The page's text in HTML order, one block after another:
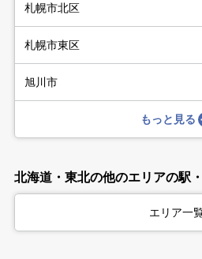
札幌市北区
札幌市東区
旭川市
もっと見る
北海道・東北の他のエリアの駅
エリア一